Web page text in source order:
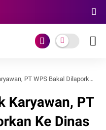
Bakal Dilaporkan Ke Dinas Nakertrans Kabupaten Tebo
Karyawan, PT
Ke Dinas